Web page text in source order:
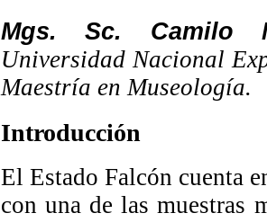
Mgs. Sc. Camilo
Universidad Nacional
Maestría en Museología.
Introducción
El Estado Falcón cuenta
con una de las muestras